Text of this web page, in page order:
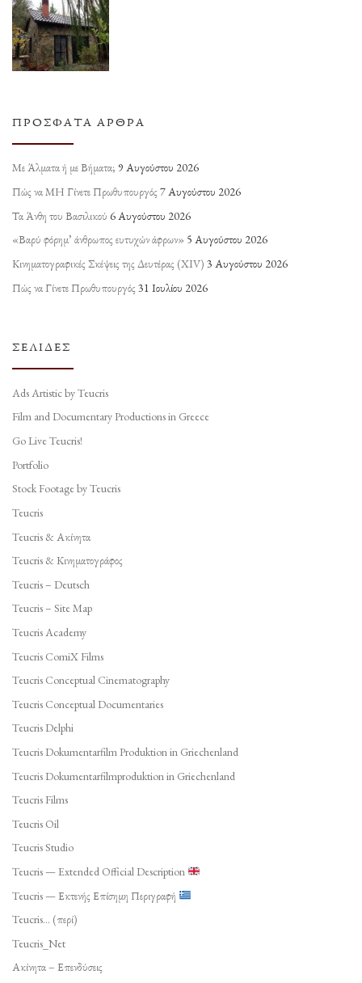
ΠΡΌΣΦΑΤΑ ΆΡΘΡΑ
Με Άλματα ή με Βήματα; 9 Αυγούστου 2026
Πώς να ΜΗ Γίνετε Πρωθυπουργός 7 Αυγούστου 2026
Τα Άνθη του Βασιλικού 6 Αυγούστου 2026
«Βαρύ φόρημ’ άνθρωπος ευτυχών άφρων» 5 Αυγούστου 2026
Κινηματογραφικές Σκέψεις της Δευτέρας (ΧΙV) 3 Αυγούστου 2026
Πώς να Γίνετε Πρωθυπουργός 31 Ιουλίου 2026
ΣΕΛΊΔΕΣ
Ads Artistic by Teucris
Film and Documentary Productions in Greece
Go Live Teucris!
Portfolio
Stock Footage by Teucris
Teucris
Teucris & Ακίνητα
Teucris & Κινηματογράφος
Teucris – Deutsch
Teucris – Site Map
Teucris Academy
Teucris ComiX Films
Teucris Conceptual Cinematography
Teucris Conceptual Documentaries
Teucris Delphi
Teucris Dokumentarfilm Produktion in Griechenland
Teucris Dokumentarfilmproduktion in Griechenland
Teucris Films
Teucris Oil
Teucris Studio
Teucris — Extended Official Description
Teucris — Εκτενής Επίσημη Περιγραφή
Teucris… (περί)
Teucris_Net
Ακίνητα – Επενδύσεις